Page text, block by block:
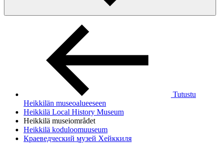
Tutustu
Heikkilän museoalueeseen
Heikkilä Local History Museum
Heikkilä museiområdet
Heikkilä koduloomuuseum
Краеведческий музей Хейккиля